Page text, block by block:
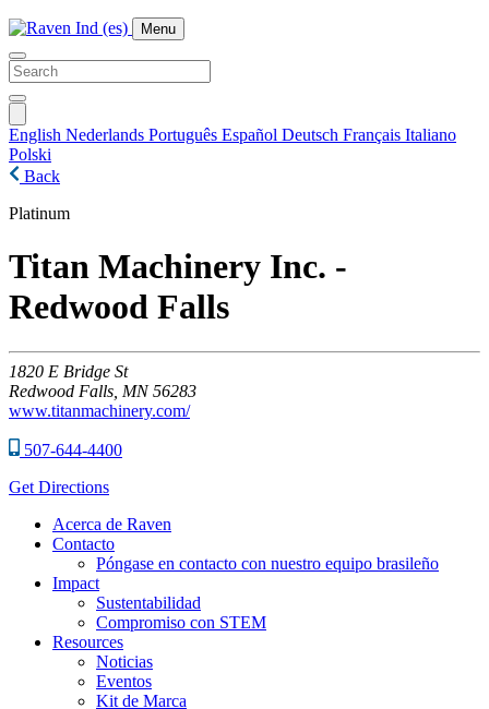
Menu
English Nederlands Português Español Deutsch Français Italiano
Polski
Back
Platinum
Titan Machinery Inc. -
Redwood Falls
1820 E Bridge St
Redwood Falls, MN 56283
www.titanmachinery.com/
507-644-4400
Get Directions
Acerca de Raven
Contacto
Póngase en contacto con nuestro equipo brasileño
Impact
Sustentabilidad
Compromiso con STEM
Resources
Noticias
Eventos
Kit de Marca